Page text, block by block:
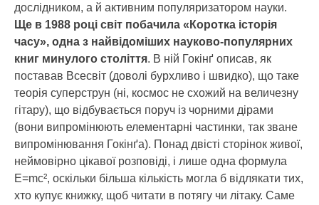
дослідником, а й активним популяризатором науки.
Ще в 1988 році світ побачила «Коротка історія
часу», одна з найвідоміших науково-популярних
книг минулого століття. В ній Гокінґ описав, як
поставав Всесвіт (доволі бурхливо і швидко), що таке
теорія суперструн (ні, космос не схожий на величезну
гітару), що відбувається поруч із чорними дірами
(вони випромінюють елементарні частинки, так зване
випромінювання Гокінґа). Понад двісті сторінок живої,
неймовірно цікавої розповіді, і лише одна формула
E=mc², оскільки більша кількість могла б відлякати тих,
хто купує книжку, щоб читати в потягу чи літаку. Саме